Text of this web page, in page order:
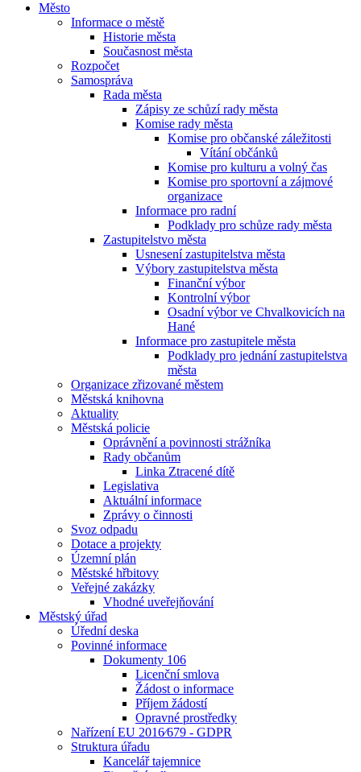
Město
Informace o městě
Historie města
Současnost města
Rozpočet
Samospráva
Rada města
Zápisy ze schůzí rady města
Komise rady města
Komise pro občanské záležitosti
Vítání občánků
Komise pro kulturu a volný čas
Komise pro sportovní a zájmové
organizace
Informace pro radní
Podklady pro schůze rady města
Zastupitelstvo města
Usnesení zastupitelstva města
Výbory zastupitelstva města
Finanční výbor
Kontrolní výbor
Osadní výbor ve Chvalkovicích na
Hané
Informace pro zastupitele města
Podklady pro jednání zastupitelstva
města
Organizace zřizované městem
Městská knihovna
Aktuality
Městská policie
Oprávnění a povinnosti strážníka
Rady občanům
Linka Ztracené dítě
Legislativa
Aktuální informace
Zprávy o činnosti
Svoz odpadu
Dotace a projekty
Územní plán
Městské hřbitovy
Veřejné zakázky
Vhodné uveřejňování
Městský úřad
Úřední deska
Povinné informace
Dokumenty 106
Licenční smlova
Žádost o informace
Příjem žádostí
Opravné prostředky
Nařízení EU 2016⁄679 - GDPR
Struktura úřadu
Kancelář tajemnice